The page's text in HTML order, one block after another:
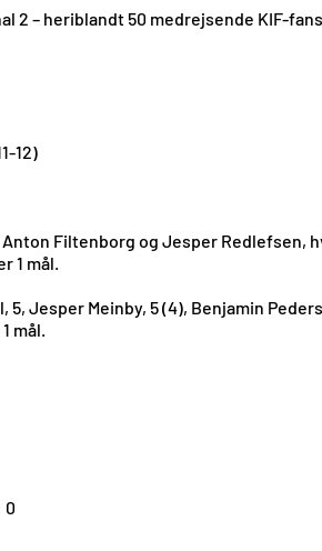
2 – heriblandt 50 medrejsende KIF-
12)
Filtenborg og Jesper Redlefsen,
1 mål.
5, Jesper Meinby, 5 (4), Benjamin
mål.
0